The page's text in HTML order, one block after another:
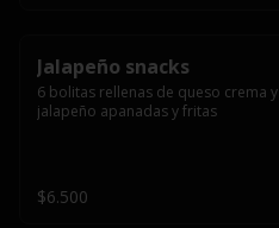
Jalapeño snacks
6 bolitas rellenas de queso crema y
jalapeño apanadas y fritas
$6.500